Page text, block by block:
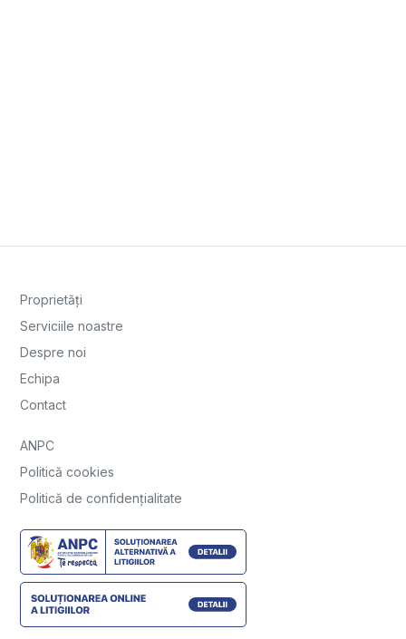
Proprietăți
Serviciile noastre
Despre noi
Echipa
Contact
ANPC
Politică cookies
Politică de confidențialitate